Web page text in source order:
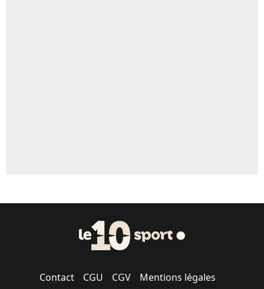
Contact CGU CGV Mentions légales